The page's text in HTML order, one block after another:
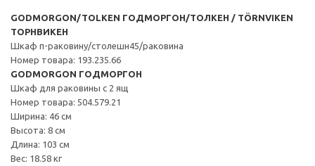
GODMORGON/TOLKEN ГОДМОРГОН/ТОЛКЕН / TÖRNVIKEN
ТОРНВИКЕН
Шкаф п-раковину/столешн45/раковина
Номер товара: 193.235.66
GODMORGON ГОДМОРГОН
Шкаф для раковины с 2 ящ
Номер товара: 504.579.21
Ширина: 46 см
Высота: 8 см
Длина: 103 см
Вес: 18.58 кг